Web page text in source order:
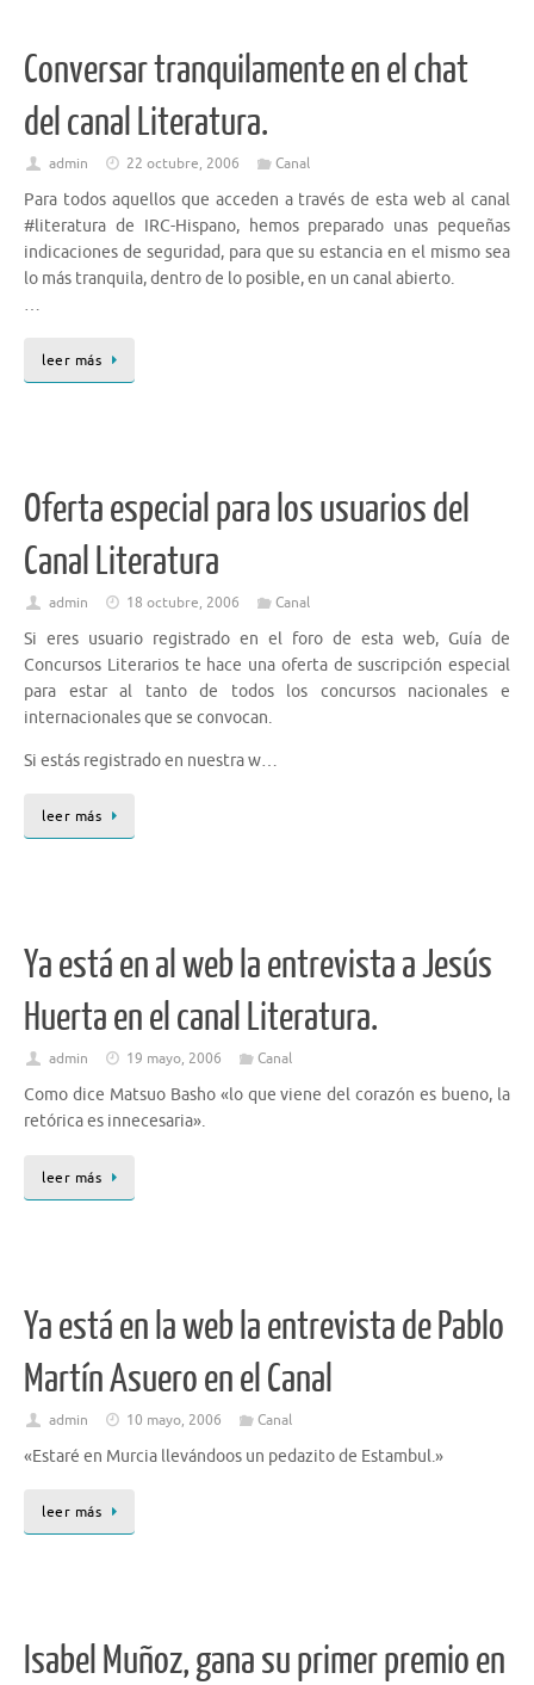
Conversar tranquilamente en el chat
del canal Literatura.
admin 22 octubre, 2006 Canal
Para todos aquellos que acceden a través de esta web al canal
#literatura de IRC-Hispano, hemos preparado unas pequeñas
indicaciones de seguridad, para que su estancia en el mismo sea
lo más tranquila, dentro de lo posible, en un canal abierto.
…
leer más
Oferta especial para los usuarios del
Canal Literatura
admin 18 octubre, 2006 Canal
Si eres usuario registrado en el foro de esta web, Guía de
Concursos Literarios te hace una oferta de suscripción especial
para estar al tanto de todos los concursos nacionales e
internacionales que se convocan.
Si estás registrado en nuestra w…
leer más
Ya está en al web la entrevista a Jesús
Huerta en el canal Literatura.
admin 19 mayo, 2006 Canal
Como dice Matsuo Basho «lo que viene del corazón es bueno, la
retórica es innecesaria».
leer más
Ya está en la web la entrevista de Pablo
Martín Asuero en el Canal
admin 10 mayo, 2006 Canal
«Estaré en Murcia llevándoos un pedazito de Estambul.»
leer más
Isabel Muñoz, gana su primer premio en